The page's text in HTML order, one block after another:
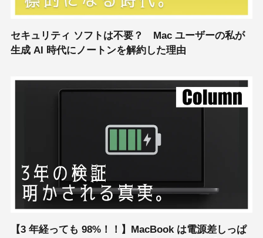
セキュリティ ソフトは不要？ Mac ユーザーの私が
生成 AI 時代にノートンを解約した理由
【3 年経っても 98%！！】MacBook は電源差しっぱ